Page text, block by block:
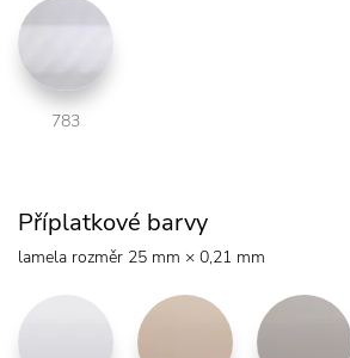
783
Příplatkové barvy
lamela rozměr 25 mm × 0,21 mm